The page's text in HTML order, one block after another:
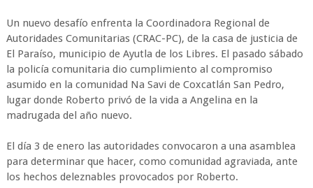
Un nuevo desafío enfrenta la Coordinadora Regional de
Autoridades Comunitarias (CRAC-PC), de la casa de justicia de
El Paraíso, municipio de Ayutla de los Libres. El pasado sábado
la policía comunitaria dio cumplimiento al compromiso
asumido en la comunidad Na Savi de Coxcatlán San Pedro,
lugar donde Roberto privó de la vida a Angelina en la
madrugada del año nuevo.
El día 3 de enero las autoridades convocaron a una asamblea
para determinar que hacer, como comunidad agraviada, ante
los hechos deleznables provocados por Roberto.